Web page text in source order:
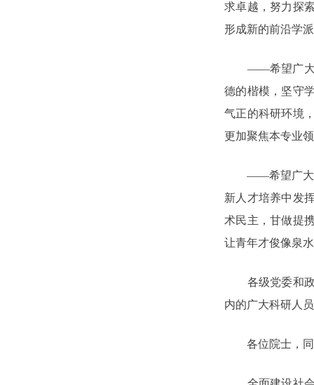
求卓越，努力探
形成新的前沿学
——希望广大院
德的楷模，坚守
气正的科研环境
更加聚焦本专业
——希望广大院
新人才培养中发
术民主，甘做提
让青年才俊像泉
各级党委和政
内的广大科研人
各位院士，同